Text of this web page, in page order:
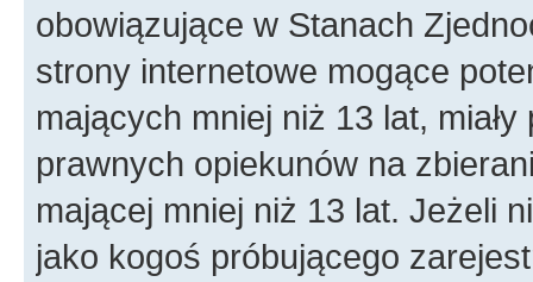
obowiązujące w Stanach
strony internetowe mogące
mających mniej niż 13 lat,
prawnych opiekunów na
mającej mniej niż 13 lat. Jeżeli
jako kogoś próbującego